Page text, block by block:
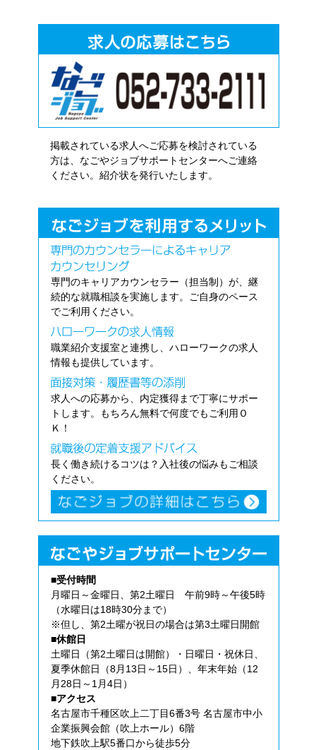
掲載されている求人へご応募を検討されている
方は、なごやジョブサポートセンターへご連絡
ください。紹介状を発行いたします。
専門のキャリアカウンセラー（担当制）が、継
続的な就職相談を実施します。ご自身のペース
でご利用ください。
職業紹介支援室と連携し、ハローワークの求人
情報も提供しています。
求人への応募から、内定獲得まで丁寧にサポー
トします。もちろん無料で何度でもご利用Ｏ
Ｋ！
長く働き続けるコツは？入社後の悩みもご相談
ください。
■受付時間
月曜日～金曜日、第2土曜日 午前9時～午後5時
（水曜日は18時30分まで）
※但し、第2土曜が祝日の場合は第3土曜日開館
■休館日
土曜日（第2土曜日は開館）・日曜日・祝休日、
夏季休館日（8月13日～15日）、年末年始（12
月28日～1月4日）
■アクセス
名古屋市千種区吹上二丁目6番3号 名古屋市中小
企業振興会館（吹上ホール）6階
地下鉄吹上駅5番口から徒歩5分